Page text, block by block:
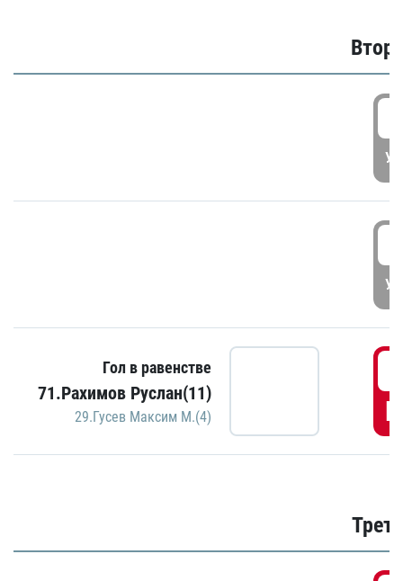
Гол в равенстве
71.Рахимов Руслан(11)
29.Гусев Максим М.(4)